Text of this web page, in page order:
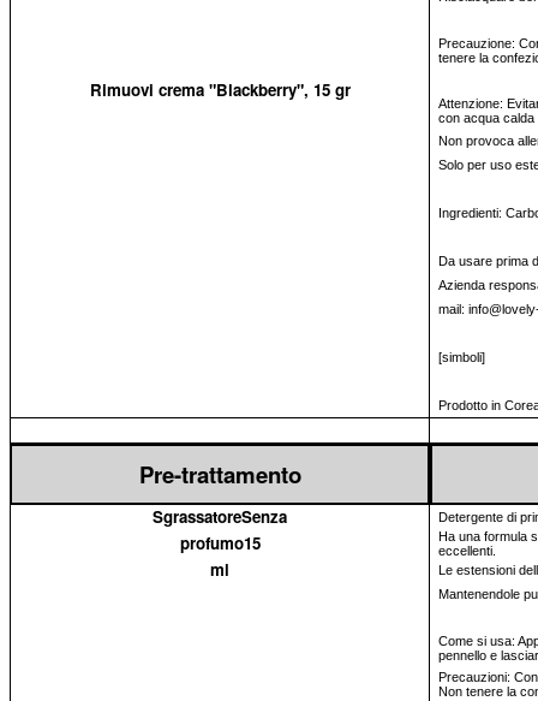
Rimuovi crema "Blackberry", 15 gr
Precauzione:
tenere la
Attenzione:
con acqua calda
Non provoca
Solo per uso
Ingredienti:
Da usare prima
Azienda
mail:
[simboli]
Prodotto in
Pre-trattamento
SgrassatoreSenza Detergente di
profumo15
Ha una formula
eccellenti.
ml
Le estensioni
Mantenendole
Come si usa:
pennello e
Precauzioni:
Non tenere la